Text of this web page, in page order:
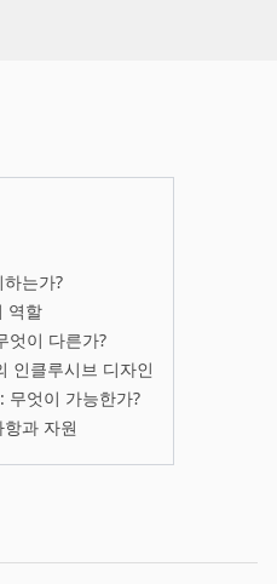
는가?
역할
엇이 다른가?
인클루시브 디자인
무엇이 가능한가?
과 자원